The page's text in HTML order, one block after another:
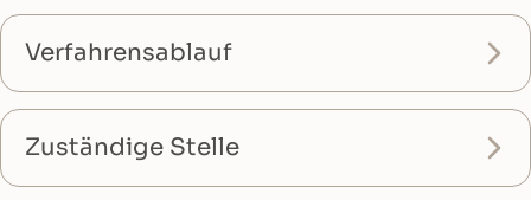
Verfahrensablauf
Zuständige Stelle